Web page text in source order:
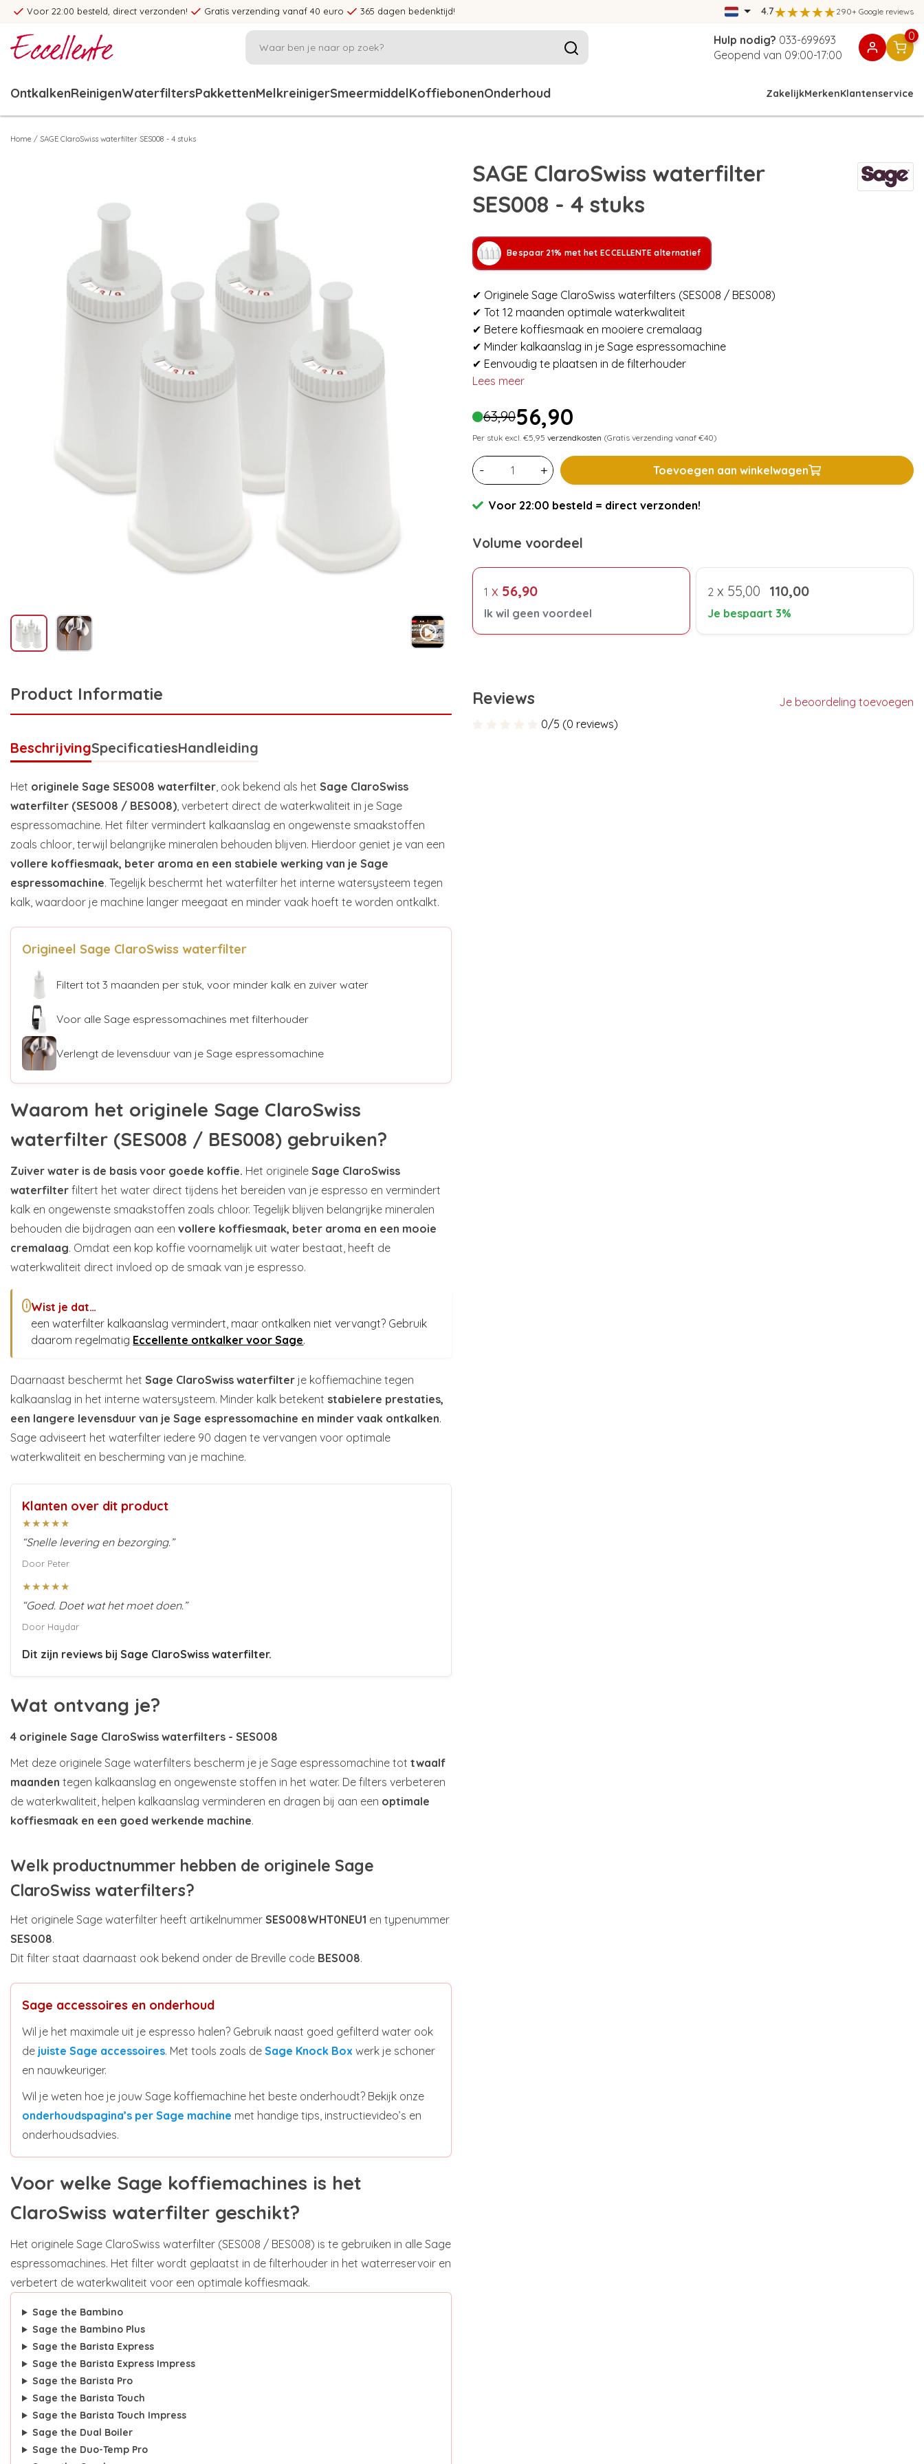
Voor 22:00 besteld, direct verzonden! Gratis verzending vanaf 40 euro 365 dagen bedenktijd! 4.7 290+ Google reviews
Hulp nodig? 033-699693
Geopend van 09:00-17:00
0
OntkalkenReinigenWaterfiltersPakkettenMelkreinigerSmeermiddelKoffiebonenOnderhoud ZakelijkMerkenKlantenservice
Home / SAGE ClaroSwiss waterfilter SES008 - 4 stuks
Product Informatie
BeschrijvingSpecificatiesHandleiding
Het originele Sage SES008 waterfilter, ook bekend als het Sage ClaroSwiss
waterfilter (SES008 / BES008), verbetert direct de waterkwaliteit in je Sage
espressomachine. Het filter vermindert kalkaanslag en ongewenste smaakstoffen
zoals chloor, terwijl belangrijke mineralen behouden blijven. Hierdoor geniet je van een
vollere koffiesmaak, beter aroma en een stabiele werking van je Sage
espressomachine. Tegelijk beschermt het waterfilter het interne watersysteem tegen
kalk, waardoor je machine langer meegaat en minder vaak hoeft te worden ontkalkt.
Origineel Sage ClaroSwiss waterfilter
Filtert tot 3 maanden per stuk, voor minder kalk en zuiver water
Voor alle Sage espressomachines met filterhouder
Verlengt de levensduur van je Sage espressomachine
Waarom het originele Sage ClaroSwiss
waterfilter (SES008 / BES008) gebruiken?
Zuiver water is de basis voor goede koffie. Het originele Sage ClaroSwiss
waterfilter filtert het water direct tijdens het bereiden van je espresso en vermindert
kalk en ongewenste smaakstoffen zoals chloor. Tegelijk blijven belangrijke mineralen
behouden die bijdragen aan een vollere koffiesmaak, beter aroma en een mooie
cremalaag. Omdat een kop koffie voornamelijk uit water bestaat, heeft de
waterkwaliteit direct invloed op de smaak van je espresso.
i Wist je dat…
een waterfilter kalkaanslag vermindert, maar ontkalken niet vervangt? Gebruik
daarom regelmatig Eccellente ontkalker voor Sage.
Daarnaast beschermt het Sage ClaroSwiss waterfilter je koffiemachine tegen
kalkaanslag in het interne watersysteem. Minder kalk betekent stabielere prestaties,
een langere levensduur van je Sage espressomachine en minder vaak ontkalken.
Sage adviseert het waterfilter iedere 90 dagen te vervangen voor optimale
waterkwaliteit en bescherming van je machine.
Klanten over dit product
★★★★★
“Snelle levering en bezorging.”
Door Peter
★★★★★
“Goed. Doet wat het moet doen.”
Door Haydar
Dit zijn reviews bij Sage ClaroSwiss waterfilter.
Wat ontvang je?
4 originele Sage ClaroSwiss waterfilters - SES008
Met deze originele Sage waterfilters bescherm je je Sage espressomachine tot twaalf
maanden tegen kalkaanslag en ongewenste stoffen in het water. De filters verbeteren
de waterkwaliteit, helpen kalkaanslag verminderen en dragen bij aan een optimale
koffiesmaak en een goed werkende machine.
Welk productnummer hebben de originele Sage
ClaroSwiss waterfilters?
Het originele Sage waterfilter heeft artikelnummer SES008WHT0NEU1 en typenummer
SES008.
Dit filter staat daarnaast ook bekend onder de Breville code BES008.
Sage accessoires en onderhoud
Wil je het maximale uit je espresso halen? Gebruik naast goed gefilterd water ook
de juiste Sage accessoires. Met tools zoals de Sage Knock Box werk je schoner
en nauwkeuriger.
Wil je weten hoe je jouw Sage koffiemachine het beste onderhoudt? Bekijk onze
onderhoudspagina’s per Sage machine met handige tips, instructievideo’s en
onderhoudsadvies.
Voor welke Sage koffiemachines is het
ClaroSwiss waterfilter geschikt?
Het originele Sage ClaroSwiss waterfilter (SES008 / BES008) is te gebruiken in alle Sage
espressomachines. Het filter wordt geplaatst in de filterhouder in het waterreservoir en
verbetert de waterkwaliteit voor een optimale koffiesmaak.
Sage the Bambino
Sage the Bambino Plus
Sage the Barista Express
Sage the Barista Express Impress
Sage the Barista Pro
Sage the Barista Touch
Sage the Barista Touch Impress
Sage the Dual Boiler
Sage the Duo-Temp Pro
SAGE ClaroSwiss waterfilter
SES008 - 4 stuks
Bespaar 21% met het ECCELLENTE alternatief
✔ Originele Sage ClaroSwiss waterfilters (SES008 / BES008)
✔ Tot 12 maanden optimale waterkwaliteit
✔ Betere koffiesmaak en mooiere cremalaag
✔ Minder kalkaanslag in je Sage espressomachine
✔ Eenvoudig te plaatsen in de filterhouder
Lees meer
63,9056,90
Per stuk excl. €5,95 verzendkosten (Gratis verzending vanaf €40)
- + Toevoegen aan winkelwagen
Voor 22:00 besteld = direct verzonden!
Volume voordeel
1 x 56,90
Ik wil geen voordeel
2 x 55,00 110,00
Je bespaart 3%
Reviews
Je beoordeling toevoegen
0/5 (0 reviews)